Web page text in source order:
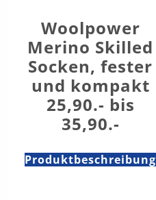
Woolpower
Merino Skilled
Socken, fester
und kompakt
25,90.- bis
35,90.-
Produktbeschreibung